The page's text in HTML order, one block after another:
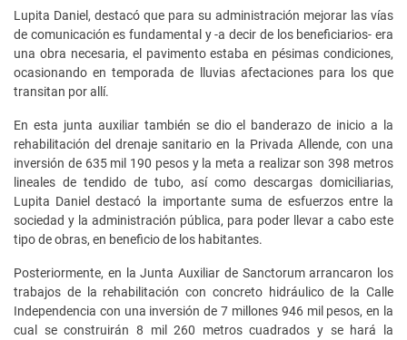
Lupita Daniel, destacó que para su administración mejorar las vías
de comunicación es fundamental y -a decir de los beneficiarios- era
una obra necesaria, el pavimento estaba en pésimas condiciones,
ocasionando en temporada de lluvias afectaciones para los que
transitan por allí.
En esta junta auxiliar también se dio el banderazo de inicio a la
rehabilitación del drenaje sanitario en la Privada Allende, con una
inversión de 635 mil 190 pesos y la meta a realizar son 398 metros
lineales de tendido de tubo, así como descargas domiciliarias,
Lupita Daniel destacó la importante suma de esfuerzos entre la
sociedad y la administración pública, para poder llevar a cabo este
tipo de obras, en beneficio de los habitantes.
Posteriormente, en la Junta Auxiliar de Sanctorum arrancaron los
trabajos de la rehabilitación con concreto hidráulico de la Calle
Independencia con una inversión de 7 millones 946 mil pesos, en la
cual se construirán 8 mil 260 metros cuadrados y se hará la